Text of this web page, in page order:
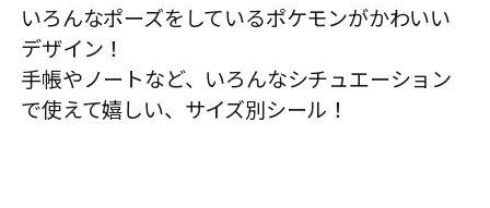
いろんなポーズをしているポケモンがかわいい
デザイン！
手帳やノートなど、いろんなシチュエーション
で使えて嬉しい、サイズ別シール！